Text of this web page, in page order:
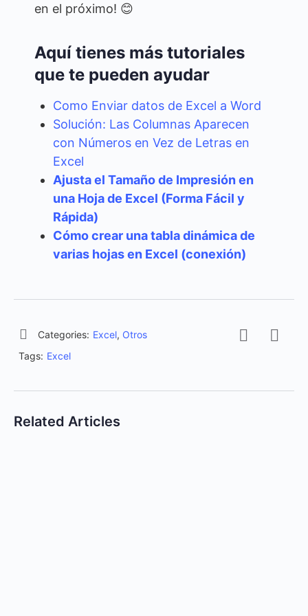
en el próximo! 😊
Aquí tienes más tutoriales
que te pueden ayudar
Como Enviar datos de Excel a Word
Solución: Las Columnas Aparecen
con Números en Vez de Letras en
Excel
Ajusta el Tamaño de Impresión en
una Hoja de Excel (Forma Fácil y
Rápida)
Cómo crear una tabla dinámica de
varias hojas en Excel (conexión)
Categories: Excel, Otros
Tags: Excel
Related Articles